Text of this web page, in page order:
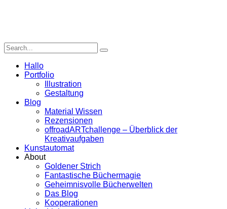
Hallo
Portfolio
Illustration
Gestaltung
Blog
Material Wissen
Rezensionen
offroadARTchallenge – Überblick der
Kreativaufgaben
Kunstautomat
About
Goldener Strich
Fantastische Büchermagie
Geheimnisvolle Bücherwelten
Das Blog
Kooperationen